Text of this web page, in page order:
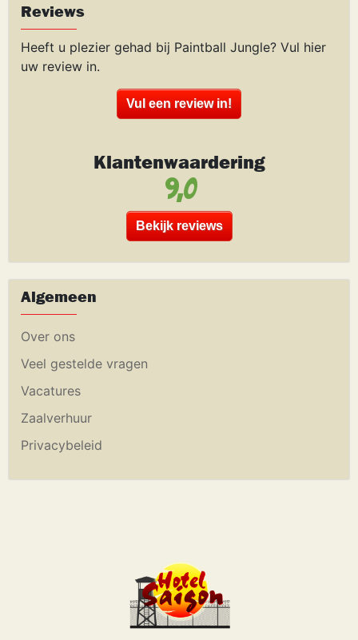
Reviews
Heeft u plezier gehad bij Paintball Jungle? Vul hier
uw review in.
Vul een review in!
Klantenwaardering
9,0
Bekijk reviews
Algemeen
Over ons
Veel gestelde vragen
Vacatures
Zaalverhuur
Privacybeleid